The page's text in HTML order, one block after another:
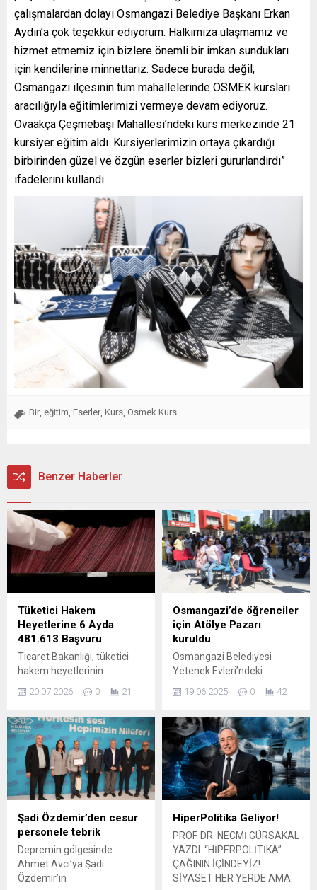
çalışmalardan dolayı Osmangazi Belediye Başkanı Erkan
Aydın’a çok teşekkür ediyorum. Halkımıza ulaşmamız ve
hizmet etmemiz için bizlere önemli bir imkan sundukları
için kendilerine minnettarız. Sadece burada değil,
Osmangazi ilçesinin tüm mahallelerinde OSMEK kursları
aracılığıyla eğitimlerimizi vermeye devam ediyoruz.
Ovaakça Çeşmebaşı Mahallesi’ndeki kurs merkezinde 21
kursiyer eğitim aldı. Kursiyerlerimizin ortaya çıkardığı
birbirinden güzel ve özgün eserler bizleri gururlandırdı”
ifadelerini kullandı.
Bir eğitim Eserler Kurs Osmek Kurs
Benzer Haberler
Tüketici Hakem
Heyetlerine 6 Ayda
481.613 Başvuru
Ticaret Bakanlığı, tüketici
hakem heyetlerinin
tüketicilerle satıcı veya
sağlayıcılar arasındaki
çözüm sunduğunu ve bu
sayede adil, hızlı ve kolay bir
başvuru imkanı sağlandığını
duyurdu. Hakem
heyetlerinin ayrıca yargının
iş yükünü önemli ölçüde
azalttığı vurgulandı. Bakanlık
açıklamasına göre, yılın ilk
yarısında tüketici hakem
heyetlerine 481.613 başvuru
yapıldı ve...
20.07.2026 0 21
Osmangazi’de öğrenciler
için Atölye Pazarı
kuruldu
Osmangazi Belediyesi
Yetenek Evleri’ndeki
kurslarda eğitim gören
öğrenciler, kurs süresince
fırsatı bulurken aynı
zamanda kurulan Atölye
Pazarında oyunlar
oynayarak keyifli bir gün
geçiriyor. Osmangazi
Belediyesi’nin 8-14 yaş
aralığındaki çocukların ders
çalışmaları, kitap okuma
alışkanlığı kazanmaları, boş
vakitlerini yararlı bir şekilde
değerlendirmeleri, sosyal
alanda yeteneklerini
19.06.2025 0 42
Şadi Özdemir’den cesur
personele tebrik
Depremin gölgesinde
Ahmet Avcı’ya Şadi
Özdemir’in
HiperPolitika Geliyor!
PROF. DR. NECMİ GÜRSAKAL
YAZDI: “HİPERPOLİTİKA”
ÇAĞININ İÇİNDEYİZ!
SİYASET HER YERDE AMA